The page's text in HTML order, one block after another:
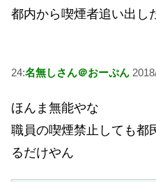
都内から喫煙者追い出し
24:名無しさん＠おーぷん
ほんま無能やな
職員の喫煙禁止しても都
るだけやん